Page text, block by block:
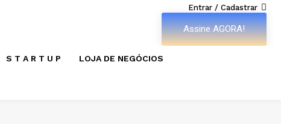
Entrar / Cadastrar
Assine AGORA!
S T A R T U P LOJA DE NEGÓCIOS